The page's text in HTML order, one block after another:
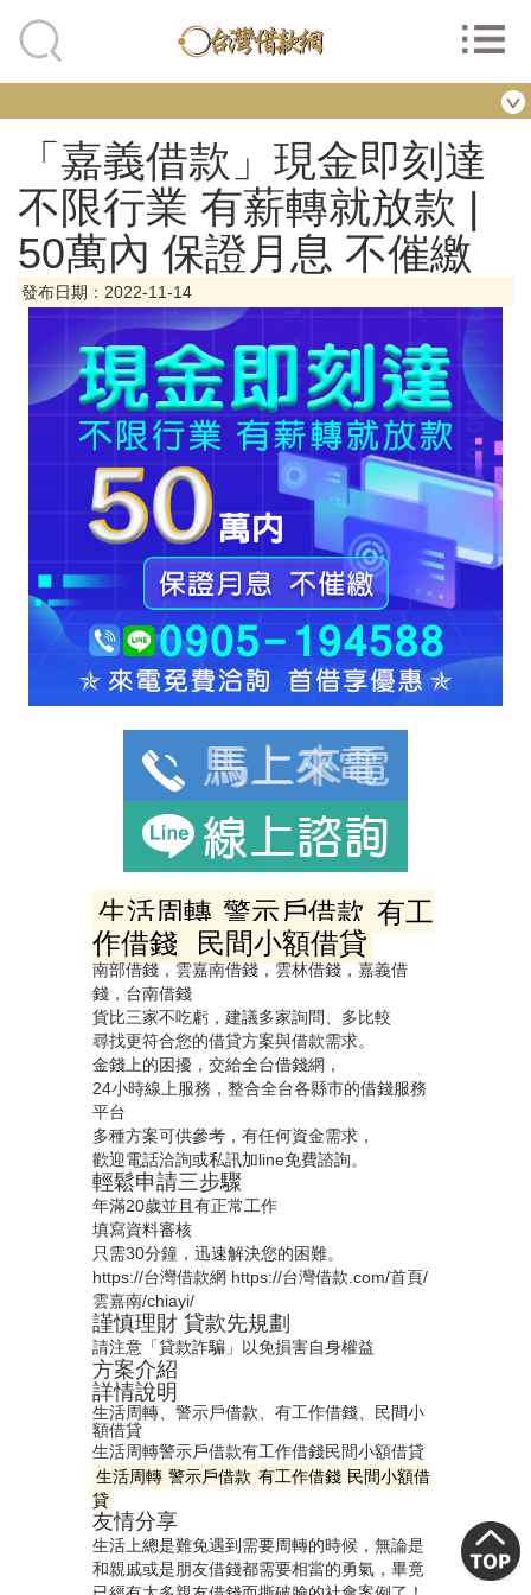
「嘉義借款」現金即刻達
不限行業 有薪轉就放款 |
50萬內 保證月息 不催繳
發布日期：2022-11-14
生活周轉 警示戶借款 有工
作借錢
民間小額借貸
南部借錢，雲嘉南借錢，雲林借錢，嘉義借
錢，台南借錢
貨比三家不吃虧，建議多家詢問、多比較
尋找更符合您的借貸方案與借款需求。
金錢上的困擾，交給全台借錢網，
24小時線上服務，整合全台各縣市的借錢服務
平台
多種方案可供參考，有任何資金需求，
歡迎電話洽詢或私訊加line免費諮詢。
輕鬆申請三步驟
年滿20歲並且有正常工作
填寫資料審核
只需30分鐘，迅速解決您的困難。
https://台灣借款網 https://台灣借款.com/首頁/
雲嘉南/chiayi/
謹慎理財 貸款先規劃
請注意「貸款詐騙」以免損害自身權益
方案介紹
詳情說明
生活周轉、警示戶借款、有工作借錢、民間小
額借貸
生活周轉警示戶借款有工作借錢民間小額借貸
生活周轉 警示戶借款 有工作借錢 民間小額借
貸
友情分享
生活上總是難免遇到需要周轉的時候，無論是
和親戚或是朋友借錢都需要相當的勇氣，畢竟